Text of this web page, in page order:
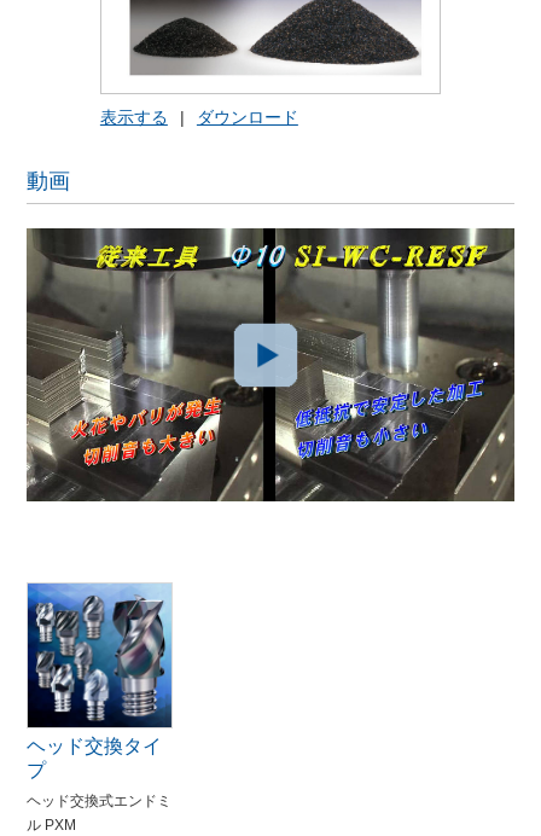
表示する | ダウンロード
動画
ヘッド交換タイ
プ
ヘッド交換式エンドミ
ル PXM